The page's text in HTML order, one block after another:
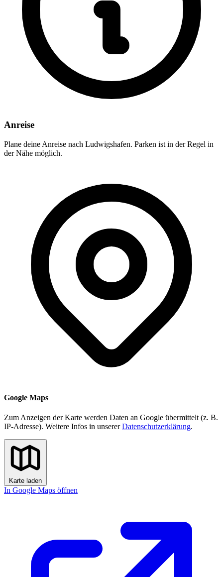
Anreise
Plane deine Anreise nach Ludwigshafen. Parken ist in der Regel in
der Nähe möglich.
Google Maps
Zum Anzeigen der Karte werden Daten an Google übermittelt (z. B.
IP-Adresse). Weitere Infos in unsererDatenschutzerklärung.
Karte laden
In Google Maps öffnen